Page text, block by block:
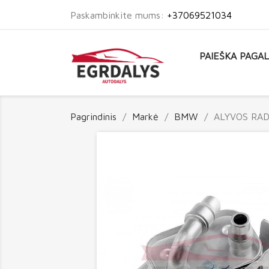
Paskambinkite mums: +37069521034
PAIEŠKA
Pagrindinis Markė BMW ALYVOS